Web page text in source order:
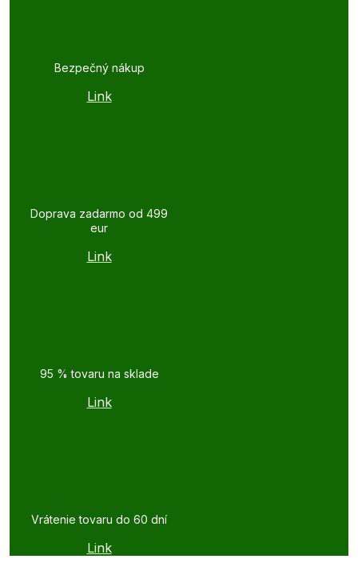
Bezpečný nákup
Link
Doprava zadarmo od 499
eur
Link
95 % tovaru na sklade
Link
Vrátenie tovaru do 60 dní
Link